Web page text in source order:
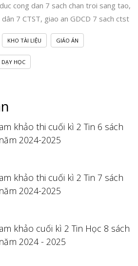
cong dan 7 sach chan troi sang tao,
7 CTST, giao an GDCD 7 sach ctst
KHO TÀI LIỆU GIÁO ÁN
DẠY HỌC
khảo thi cuối kì 2 Tin 6 sách
2024-2025
khảo thi cuối kì 2 Tin 7 sách
2024-2025
khảo cuối kì 2 Tin Học 8 sách
2024 - 2025